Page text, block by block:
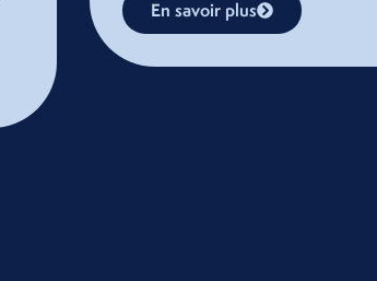
En savoir plus